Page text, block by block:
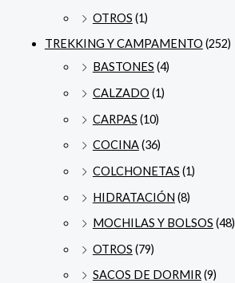
OTROS (1)
TREKKING Y CAMPAMENTO (252)
BASTONES (4)
CALZADO (1)
CARPAS (10)
COCINA(36)
COLCHONETAS (1)
HIDRATACIÓN (8)
MOCHILAS Y BOLSOS (48)
OTROS (79)
SACOS DE DORMIR(9)